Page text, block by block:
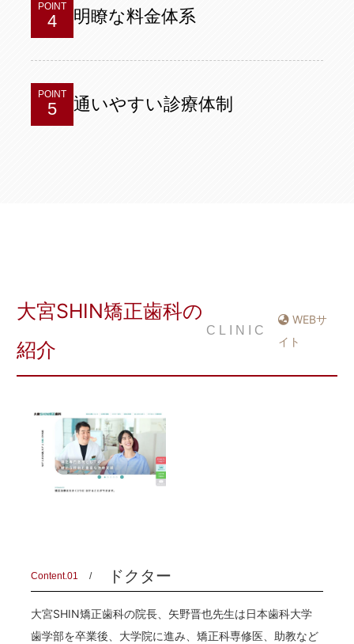
POINT
4 明瞭な料金体系
POINT
5 通いやすい診療体制
大宮SHIN矯正歯科の
紹介
CLINIC
WEBサ
イト
Content.01 ドクター
大宮SHIN矯正歯科の院長、矢野晋也先生は日本歯科大学
歯学部を卒業後、大学院に進み、矯正科専修医、助教など